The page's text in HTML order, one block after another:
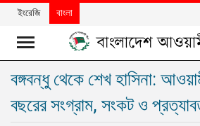
খবর
দলের
ইংরেজি বাংলা
বঙ্গবন্ধু থেকে শেখ হাসিনা:
বছরের সংগ্রাম, সংকট ও